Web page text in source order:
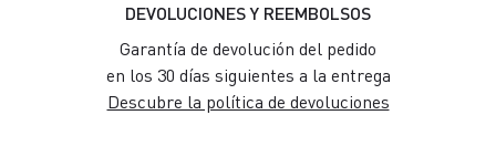
DEVOLUCIONES Y REEMBOLSOS
Garantía de devolución del pedido
en los 30 días siguientes a la entrega
Descubre la política de devoluciones